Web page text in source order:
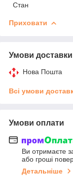
Стан
Приховати
Умови доставки
Нова Пошта
Всі умови
Умови оплати
Ви отримаєте
або гроші
Детальніше